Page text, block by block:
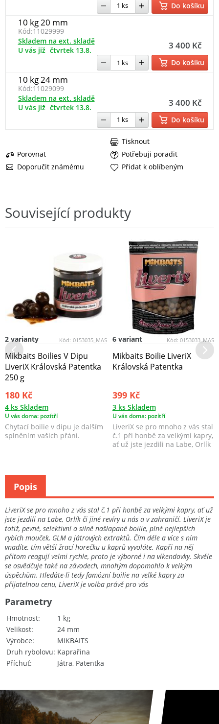
Do košíku
10 kg 20 mm
Kód:11029999
3 400 Kč
Skladem na ext. skladě
U vás již čtvrtek 13.8.
Do košíku
10 kg 24 mm
Kód:11029099
3 400 Kč
Skladem na ext. skladě
U vás již čtvrtek 13.8.
Do košíku
Porovnat
Potřebuji poradit
Doporučit známému
Tisknout
Přidat k oblíbeným
Související produkty
Kód: 0153035_MAS
2 varianty
Mikbaits Boilies V Dipu
LiveriX Královská Patentka
250 g
180 Kč
4 ks Skladem
U vás doma: pozítří
Chytací boilie v dipu je dalším
splněním vašich přání.
Kód: 0153033_MAS
6 variant
Mikbaits Boilie LiveriX
Královská Patentka
399 Kč
3 ks Skladem
U vás doma: pozítří
LiveriX se pro mnoho z vás stal
č.1 při honbě za velkými kapry,
ať už jste jezdili na Labe, Orlík
LiveriX se pro mnoho z vás stal č.1 při honbě za velkými kapry, ať už
jste jezdili na Labe, Orlík či jiné revíry u nás a v zahraničí. LiveriX je
totiž, pevné, selektivní a silně našlapané boilie, plné nejlepších
rybích mouček, GLM a játrových extraktů. Čím déle a více s ním
vnadíte, tím větší žrací horečku u kaprů vyvoláte. Kapři na něj
přitom reagují velmi rychle, proto je výborné i na víkendovky. Skvěle
se osvědčuje také na závodech, mnohým dopomohlo k velkým
úspěchům. Hledáte-li tedy famózní boilie na velké kapry za
přijatelnou cenu, LiveriX je volba právě pro vás
Hmotnost
1 kg
Velikost
24 mm
Výrobce
MIKBAITS
Druh rybolovu Kaprařina
Příchuť
Játra, Patentka
Parametry
Popis